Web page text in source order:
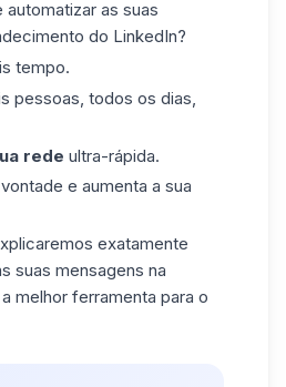
as suas
do LinkedIn?
tempo.
pessoas, todos os dias,
rede ultra-rápida.
e aumenta a sua
exatamente
suas mensagens na
melhor ferramenta para o